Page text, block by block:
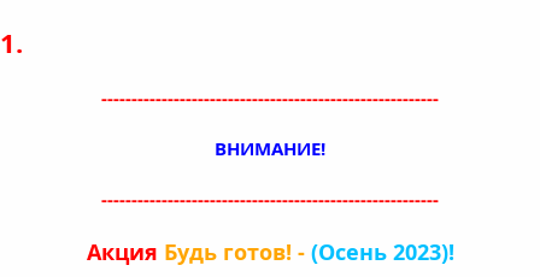
1.
--------------------------------------------------------
ВНИМАНИЕ!
--------------------------------------------------------
Акция Будь готов! - (Осень 2023)!